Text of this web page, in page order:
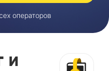
операторов
и